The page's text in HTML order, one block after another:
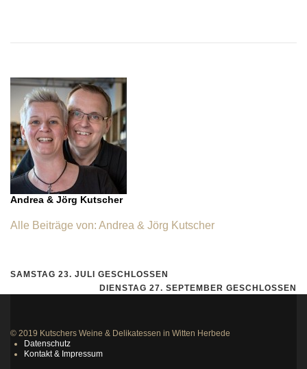
Andrea & Jörg Kutscher
Alle Beiträge von: Andrea & Jörg Kutscher
SAMSTAG 23. JULI GESCHLOSSEN
DIENSTAG 27. SEPTEMBER GESCHLOSSEN
© 2019 Kutschers Weine & Delikatessen in Witten Herbede
Datenschutz
Kontakt & Impressum